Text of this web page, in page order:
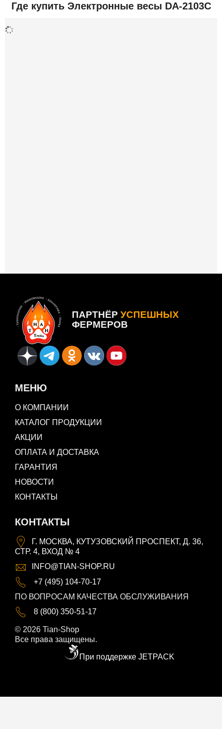
Дополнительная информация
Где купить Электронные весы DA-2103C
ПАРТНЁР УСПЕШНЫХ
ФЕРМЕРОВ
МЕНЮ
О КОМПАНИИ
КАТАЛОГ ПРОДУКЦИИ
АКЦИИ
ОПЛАТА И ДОСТАВКА
ГАРАНТИЯ
НОВОСТИ
КОНТАКТЫ
КОНТАКТЫ
Г. МОСКВА, КУТУЗОВСКИЙ ПРОСПЕКТ, Д. 36,
СТР. 4, ВХОД № 4
INFO@TIAN-SHOP.RU
+7 (495) 104-70-17
ПО ВОПРОСАМ КАЧЕСТВА ОБСЛУЖИВАНИЯ
8 (800) 350-51-17
© 2026 Tian-Shop
Все права защищены.
При поддержке JETPACK